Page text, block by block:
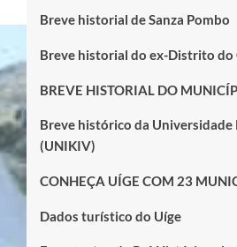
Breve historial de Sanza Pombo
Breve historial do ex-Distrito do
BREVE HISTORIAL DO
Breve histórico da Universidade
(UNIKIV)
CONHEÇA UÍGE COM 23
Dados turístico do Uíge